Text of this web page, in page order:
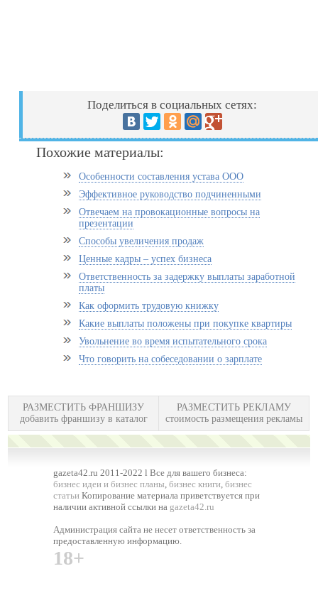
Поделиться в социальных сетях:
Похожие материалы:
Особенности составления устава ООО
Эффективное руководство подчиненными
Отвечаем на провокационные вопросы на
презентации
Cпособы увеличения продаж
Ценные кадры – успех бизнеса
Ответственность за задержку выплаты заработной
платы
Как оформить трудовую книжку
Какие выплаты положены при покупке квартиры
Увольнение во время испытательного срока
Что говорить на собеседовании о зарплате
РАЗМЕСТИТЬ ФРАНШИЗУ
добавить франшизу в каталог
РАЗМЕСТИТЬ РЕКЛАМУ
стоимость размещения рекламы
gazeta42.ru 2011-2022 l Все для вашего бизнеса:
бизнес идеи и бизнес планы,бизнес книги,бизнес
статьи Копирование материала приветствуется при
наличии активной ссылки на gazeta42.ru
Администрация сайта не несет ответственность за
предоставленную информацию.
18+